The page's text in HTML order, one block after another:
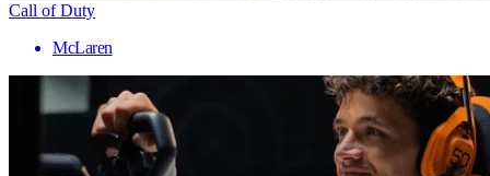
Call of Duty
McLaren